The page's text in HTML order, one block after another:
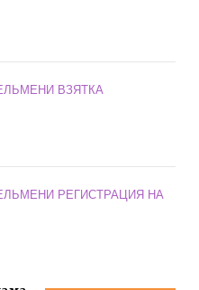
ВЗЯТКА
РЕГИСТРАЦИЯ НА